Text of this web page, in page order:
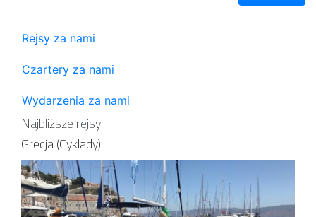
Rejsy za nami
Czartery za nami
Wydarzenia za nami
Najbliższe rejsy
Grecja (Cyklady)